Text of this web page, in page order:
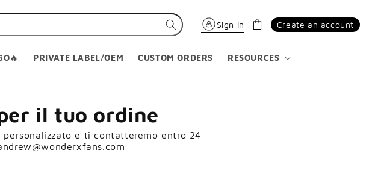
PRIVATE LABEL/OEM CUSTOM ORDERS RESOURCES
Sign InCarrello Create an account
il tuo ordine
e ti contatteremo entro 24